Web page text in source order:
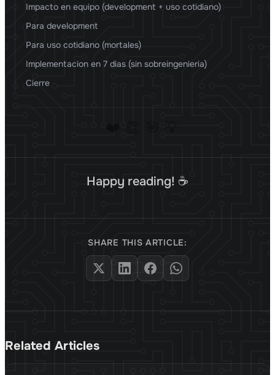
Impacto en equipo (development + uso cotidiano)
Para development
Para uso cotidiano (mortales)
Implementacion en 7 dias (sin sobreingenieria)
Cierre
Happy reading! ☕
SHARE THIS ARTICLE:
Related Articles